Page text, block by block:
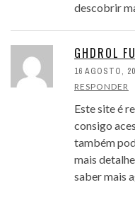
descobrir
GHDROL
16 AGOSTO,
RESPONDER
Este site é
consigo
também
mais
saber mais